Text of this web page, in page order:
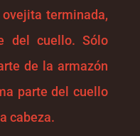
terminada,
del cuello. Sólo
de la armazón
parte del cuello
cabeza.